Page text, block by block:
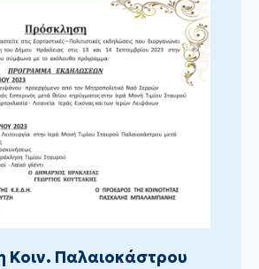
Κοιν. Παλαιοκάστρου